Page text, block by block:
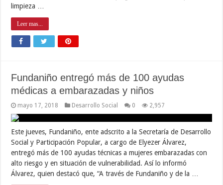
limpieza …
Leer mas...
Fundaniño entregó más de 100 ayudas
médicas a embarazadas y niños
mayo 17, 2018 Desarrollo Social 0 2,957
Este jueves, Fundaniño, ente adscrito a la Secretaría de Desarrollo
Social y Participación Popular, a cargo de Elyezer Álvarez,
entregó más de 100 ayudas técnicas a mujeres embarazadas con
alto riesgo y en situación de vulnerabilidad. Así lo informó
Álvarez, quien destacó que, “A través de Fundaniño y de la …